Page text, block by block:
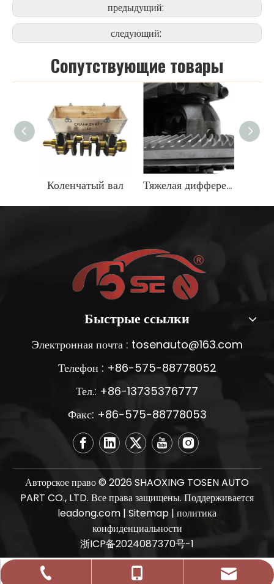
предыдущий:
следующий:
Cопутствующие товары
Коленчатый вал Тяжелая дифференциальная передача OEM 9071666
Быстрые ссылки
Электронная почта : tosenauto@163.com
Телефон : +86-575-88778052
Тел.: +86-13735376777
Факс: +86-575-88778053
Авторское право ©2026 SHAOXING TOSEN AUTO
PART CO., LTD. Все права защищены. Поддерживается
leadong.com | Sitemap | политика
конфиденциальности
浙ICP备2024087370号-1
+86-575-88778052
+86-13735376777
tosenauto@163.com